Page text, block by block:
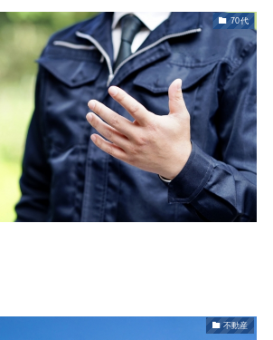
70代
不動産